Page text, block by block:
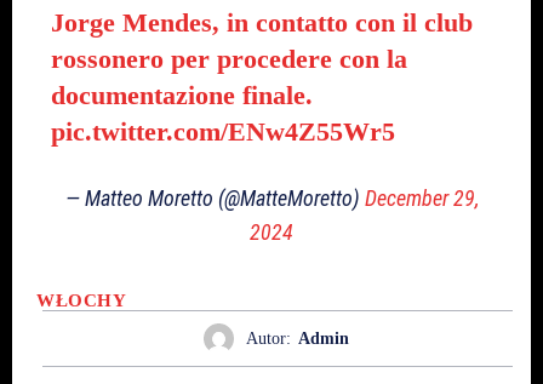
Jorge Mendes, in contatto con il club
rossonero per procedere con la
documentazione finale.
pic.twitter.com/ENw4Z55Wr5
— Matteo Moretto (@MatteMoretto) December 29,
2024
WŁOCHY
Autor: Admin